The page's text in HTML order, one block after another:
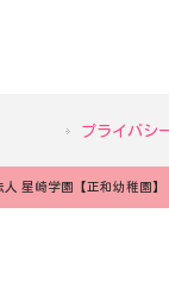
プライバシ
星崎学園【正和幼稚園】